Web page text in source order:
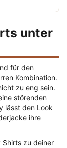
unter
für den
Kombination.
zu eng sein.
störenden
lässt den Look
ihre
Shirts zu deiner